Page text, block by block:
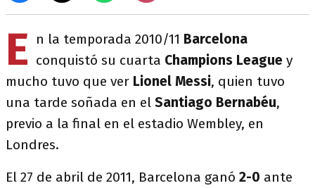
E n la temporada 2010/11 Barcelona
conquistó su cuarta Champions League y
mucho tuvo que ver Lionel Messi, quien tuvo
una tarde soñada en el Santiago Bernabéu,
previo a la final en el estadio Wembley, en
Londres.
El 27 de abril de 2011, Barcelona ganó 2-0 ante